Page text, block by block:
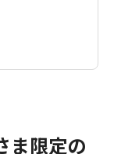
ま限定の